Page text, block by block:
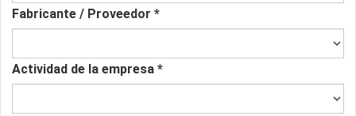
Fabricante / Proveedor *
Actividad de la empresa *